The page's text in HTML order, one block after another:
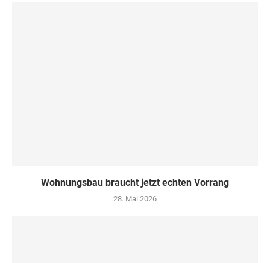
Wohnungsbau braucht jetzt echten Vorrang
28. Mai 2026